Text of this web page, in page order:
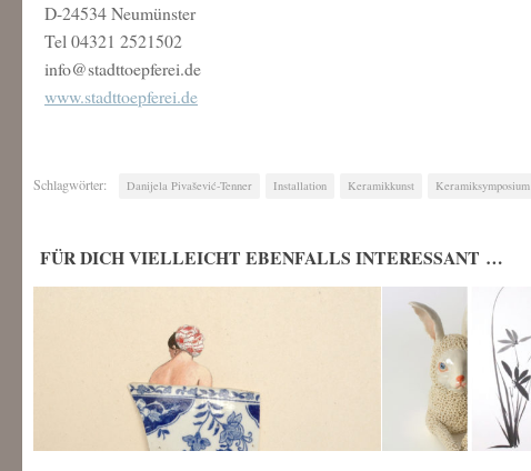
D-24534 Neumünster
Tel 04321 2521502
info@stadttoepferei.de
www.stadttoepferei.de
Schlagwörter: Danijela Pivašević-Tenner Installation Keramikkunst Keramiksymposium
FÜR DICH VIELLEICHT EBENFALLS INTERESSANT …